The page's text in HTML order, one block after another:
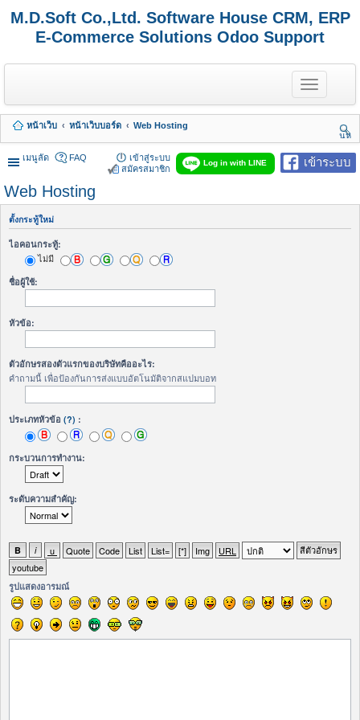
M.D.Soft Co.,Ltd. Software House CRM, ERP
E-Commerce Solutions Odoo Support
T
o
g
e
n
a
g
t
หน้าเว็บ หน้าเว็บบอร์ด
Web Hosting
นห
า
เมนูลัด
เข้าระบบ
Log in with LINE
FAQ
เข้าสู่ระบบ
สมัครสมาชิก
Web Hosting
ตั้งกระทู้ใหม่
ไอคอนกระทู้:
ไม่มี
ชื่อผู้ใช้:
หัวข้อ:
ตัวอักษรสองตัวแรกของบริษัทคืออะไร:
คำถามนี้ เพื่อป้องกันการส่งแบบอัตโนมัติจากสแปมบอท
ประเภทหัวข้อ (?) :
กระบวนการทำงาน:
ระดับความสำคัญ:
รูปแสดงอารมณ์